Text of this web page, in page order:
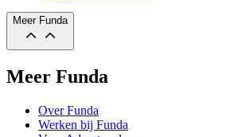
Meer Funda
Meer Funda
Over Funda
Werken bij Funda